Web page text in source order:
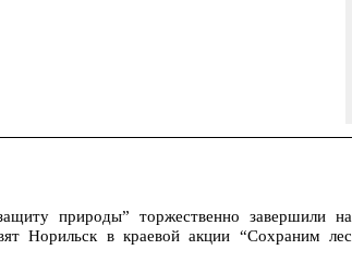
природы” торжественно завершили на
Норильск в краевой акции “Сохраним лес